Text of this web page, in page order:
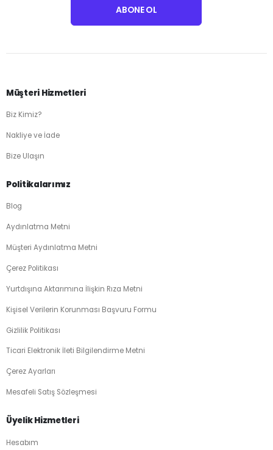
Müşteri Hizmetleri
Biz Kimiz?
Nakliye ve İade
Bize Ulaşın
Politikalarımız
Blog
Aydınlatma Metni
Müşteri Aydınlatma Metni
Çerez Politikası
Yurtdışına Aktarımına İlişkin Rıza Metni
Kişisel Verilerin Korunması Başvuru Formu
Gizlilik Politikası
Ticari Elektronik İleti Bilgilendirme Metni
Çerez Ayarları
Mesafeli Satış Sözleşmesi
Üyelik Hizmetleri
Hesabım